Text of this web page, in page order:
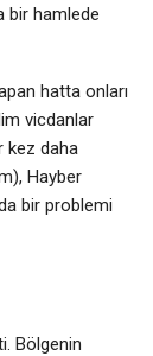
bir hamlede
hatta onları
vicdanlar
kez daha
Hayber
bir problemi
Bölgenin